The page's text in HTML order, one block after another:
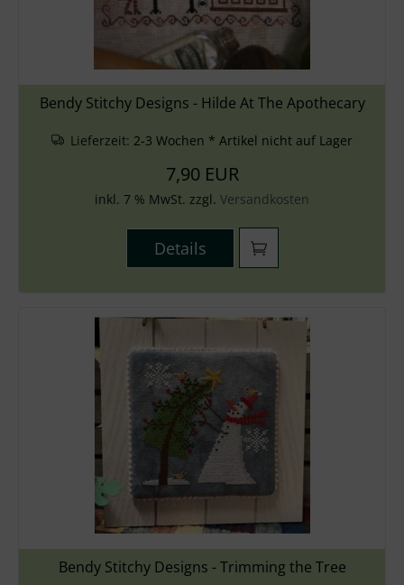
Bendy Stitchy Designs - Hilde At The Apothecary
Lieferzeit: 2-3 Wochen * Artikel nicht auf Lager
7,90 EUR
inkl. 7 % MwSt. zzgl. Versandkosten
Details
Bendy Stitchy Designs - Trimming the Tree